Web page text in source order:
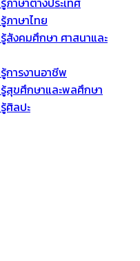
ภาษาไทย
สังคมศึกษา ศาสนาและ
การงานอาชีพ
สุขศึกษาและพลศึกษา
ศิลปะ